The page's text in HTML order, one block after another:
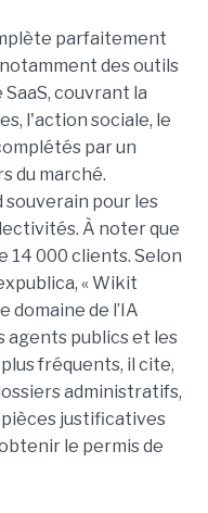
parfaitement
des outils
couvrant la
l'action sociale, le
par un
du marché.
souverain pour les
À noter que
14 000 clients. Selon
« Wikit
de l’IA
agents publics et les
plus fréquents, il cite,
administratifs,
pièces justificatives
le permis de